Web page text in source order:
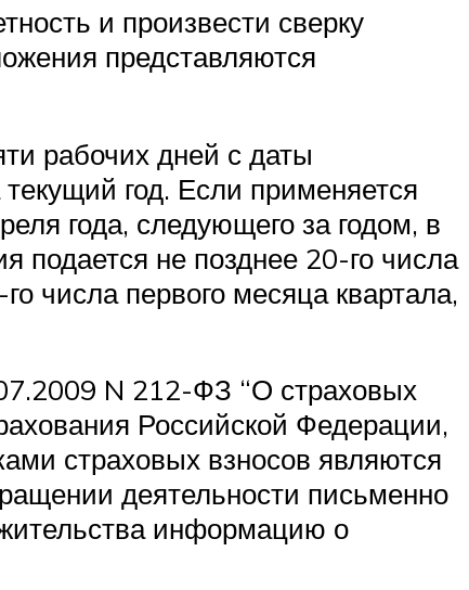
и произвести сверку
представляются
рабочих дней с даты
год. Если применяется
года, следующего за годом, в
подается не позднее 20-го числа
числа первого месяца квартала,
N 212-ФЗ “О страховых
Российской Федерации,
страховых взносов являются
деятельности письменно
жительства информацию о